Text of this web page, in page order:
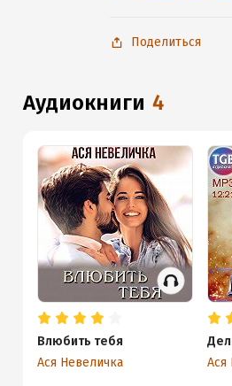
Поделиться
аудиокниги 4
Влюбить тебя
Ася Невеличка
Ася